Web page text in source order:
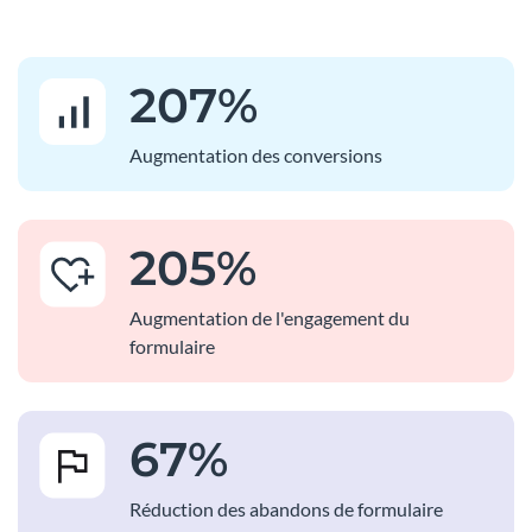
207%
Augmentation des conversions
205%
Augmentation de l'engagement du
formulaire
67%
Réduction des abandons de formulaire